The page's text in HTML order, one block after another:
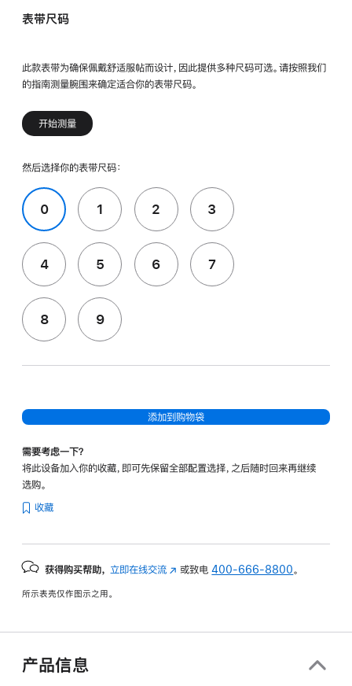
表带尺码
此款表带为确保佩戴舒适服帖而设计，因此提供多种尺码可选。请按照我们
的指南测量腕围来确定适合你的表带尺码。
开始测量
然后选择你的表带尺码：
0 1 2 3
4 5 6 7
8 9
添加到购物袋
需要考虑一下？
将此设备加入你的收藏，即可先保留全部配置选择，之后随时回来再继续
选购。
收藏
获得购买帮助， 立即在线交流 (在
中
或致电400-666-8800 。
所示表壳仅作图示之用。
产品信息